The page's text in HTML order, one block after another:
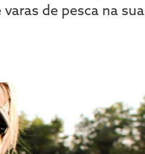
de pesca na sua